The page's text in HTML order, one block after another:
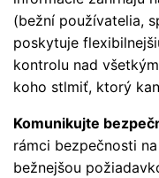
(bežní používatelia,
poskytuje
kontrolu nad
koho stlmiť, ktorý
Komunikujte
rámci bezpečnosti
bežnejšou